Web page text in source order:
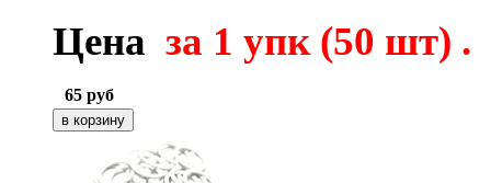
Цена за 1 упк (50 шт) .
65 руб